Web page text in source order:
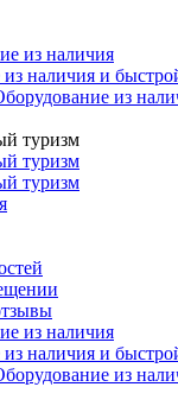
наличия и
туризм
туризм
туризм
наличия и